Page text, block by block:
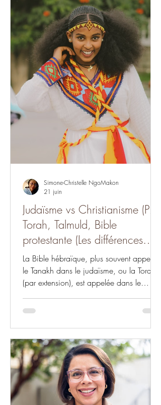
Judaïsme vs Christianisme (P2):
Torah, Talmuld, Bible
protestante (Les différences
#15)
La Bible hébraïque, plus souvent appelée
le Tanakh dans le judaïsme, ou la Torah
(par extension), est appelée dans le
Talmud est un ensemble de commentaires
enseignants de différents courants du
judaïsme entre le IIIe et le VIe siècle, afin
de partager et préserver des explications,
interprétations et applications,
consensuelles, personnelles, historiques,
contextuelles et philosophiques (réflexions
Simone-Christelle NgoMakon
21 juin